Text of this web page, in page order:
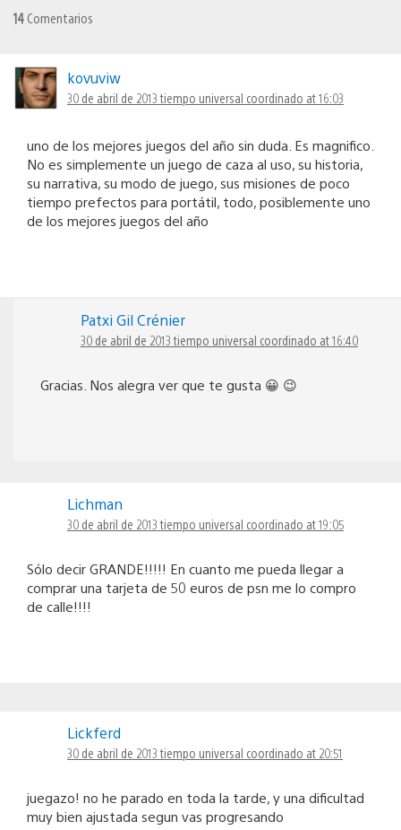
14 Comentarios
kovuviw
30 de abril de 2013 tiempo universal coordinado at 16:03
uno de los mejores juegos del año sin duda. Es magnifico.
No es simplemente un juego de caza al uso, su historia,
su narrativa, su modo de juego, sus misiones de poco
tiempo prefectos para portátil, todo, posiblemente uno
de los mejores juegos del año
Patxi Gil Crénier
30 de abril de 2013 tiempo universal coordinado at 16:40
Gracias. Nos alegra ver que te gusta 😀 😉
Lichman
30 de abril de 2013 tiempo universal coordinado at 19:05
Sólo decir GRANDE!!!!! En cuanto me pueda llegar a
comprar una tarjeta de 50 euros de psn me lo compro
de calle!!!!
Lickferd
30 de abril de 2013 tiempo universal coordinado at 20:51
juegazo! no he parado en toda la tarde, y una dificultad
muy bien ajustada segun vas progresando